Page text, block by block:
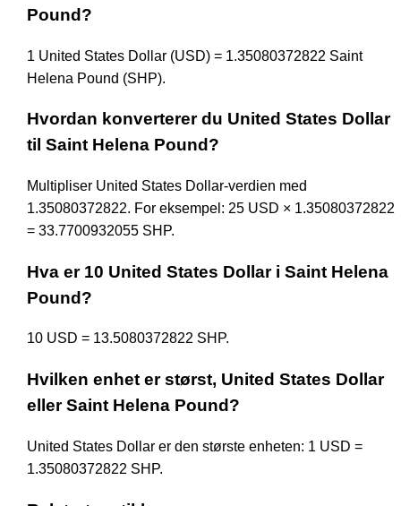
Pound?
1 United States Dollar (USD) = 1.35080372822 Saint
Helena Pound (SHP).
Hvordan konverterer du United States Dollar
til Saint Helena Pound?
Multipliser United States Dollar-verdien med
1.35080372822. For eksempel: 25 USD × 1.35080372822
= 33.7700932055 SHP.
Hva er 10 United States Dollar i Saint Helena
Pound?
10 USD = 13.5080372822 SHP.
Hvilken enhet er størst, United States Dollar
eller Saint Helena Pound?
United States Dollar er den største enheten: 1 USD =
1.35080372822 SHP.